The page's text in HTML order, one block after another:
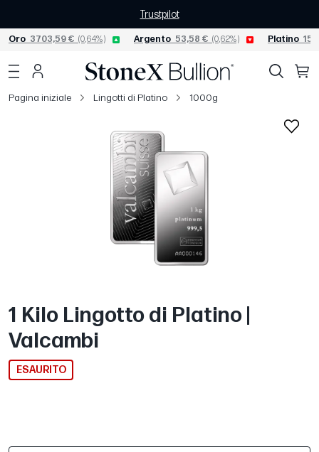
Trustpilot
Oro 3703,59 € (0,64%) Argento 53,58 € (0,62%) Platino
Pagina iniziale Lingotti di Platino 1000g
1 Kilo Lingotto di Platino |
Valcambi
ESAURITO